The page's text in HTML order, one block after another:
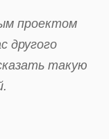
проектом
другого
такую